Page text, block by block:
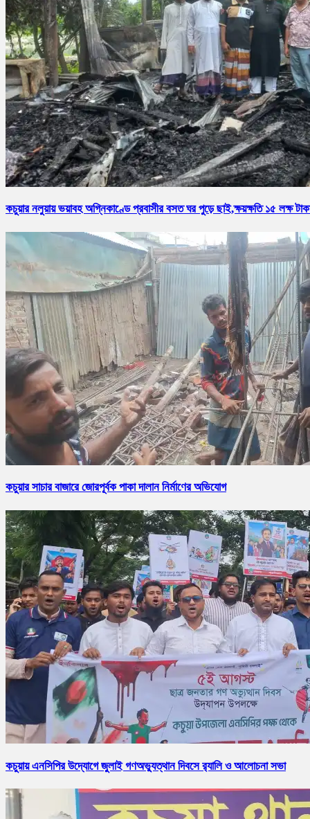
কচুয়ার নলুয়ায় ভয়াবহ অগ্নিকাণ্ডে প্রবাসীর বসত ঘর পুড়ে ছাই,ক্ষয়ক্ষতি ১৫ লক্ষ
কচুয়ার সাচার বাজারে জোরপূর্বক পাকা দালান নির্মাণের অভিযোগ
কচুয়ায় এনসিপির উদ্যোগে জুলাই গণঅভ্যুত্থান দিবসে র‌্যালি ও আলোচনা সভা